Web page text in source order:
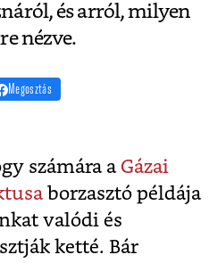
és arról, milyen
nézve.
Megosztás
számára a Gázai
borzasztó példája
valódi és
ketté. Bár